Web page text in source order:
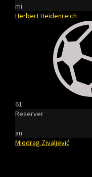
mi
Herbert Heidenreich
61'
Reserver
an
Miodrag Zivaljević